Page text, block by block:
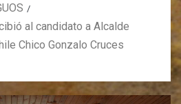
al candidato a Alcalde
Chico Gonzalo Cruces